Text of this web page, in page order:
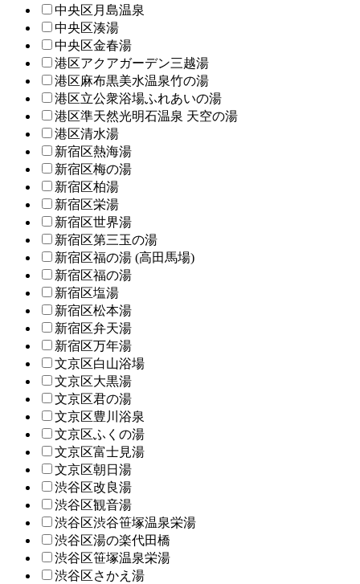
中央区月島温泉
中央区湊湯
中央区金春湯
港区アクアガーデン三越湯
港区麻布黒美水温泉竹の湯
港区立公衆浴場ふれあいの湯
港区準天然光明石温泉 天空の湯
港区清水湯
新宿区熱海湯
新宿区梅の湯
新宿区柏湯
新宿区栄湯
新宿区世界湯
新宿区第三玉の湯
新宿区福の湯 (高田馬場)
新宿区福の湯
新宿区塩湯
新宿区松本湯
新宿区弁天湯
新宿区万年湯
文京区白山浴場
文京区大黒湯
文京区君の湯
文京区豊川浴泉
文京区ふくの湯
文京区富士見湯
文京区朝日湯
渋谷区改良湯
渋谷区観音湯
渋谷区渋谷笹塚温泉栄湯
渋谷区湯の楽代田橋
渋谷区笹塚温泉栄湯
渋谷区さかえ湯